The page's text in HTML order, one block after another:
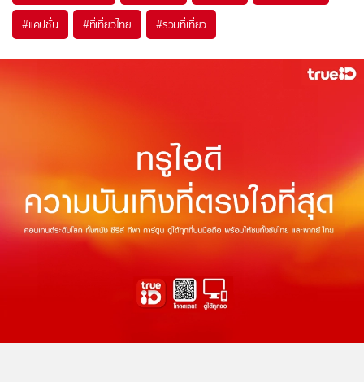
#แคปชั่น #ที่เที่ยวไทย #รวมที่เที่ยว